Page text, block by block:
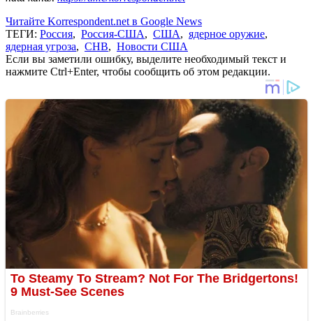
Читайте Korrespondent.net в Google News
ТЕГИ: Россия, Россия-США, США, ядерное оружие,
ядерная угроза, СНВ, Новости США
Если вы заметили ошибку, выделите необходимый текст и
нажмите Ctrl+Enter, чтобы сообщить об этом редакции.